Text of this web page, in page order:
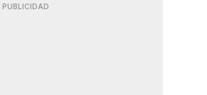
PUBLICIDAD